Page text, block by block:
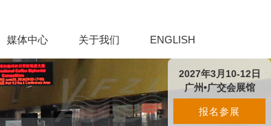
媒体中心 关于我们 ENGLISH
2027年3月10-12日
广州•广交会展馆
报名参展